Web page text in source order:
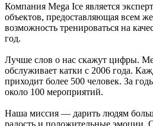
Компания Mega Ice является
объектов, предоставляющая всем
возможность тренироваться на
год.
Лучше слов о нас скажут цифры.
обслуживает катки с 2006 года.
приходит более 500 человек. За
около 100 мероприятий.
Наша миссия — дарить людям
радость и положительные эмоции.